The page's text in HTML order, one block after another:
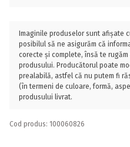
Imaginile produselor sunt afișate
posibilul să ne asigurăm că
corecte și complete, însă te
produsului. Producătorul poate
prealabilă, astfel că nu putem fi
(în termeni de culoare, formă,
produsului livrat.
Cod produs: 100060826